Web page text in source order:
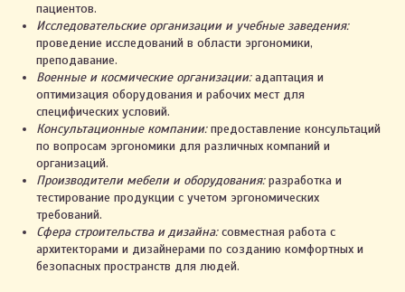
пациентов.
Исследовательские организации и учебные заведения:
проведение исследований в области эргономики,
преподавание.
Военные и космические организации:адаптация и
оптимизация оборудования и рабочих мест для
специфических условий.
Консультационные компании:предоставление консультаций
по вопросам эргономики для различных компаний и
организаций.
Производители мебели и оборудования:разработка и
тестирование продукции с учетом эргономических
требований.
Сфера строительства и дизайна:совместная работа с
архитекторами и дизайнерами по созданию комфортных и
безопасных пространств для людей.